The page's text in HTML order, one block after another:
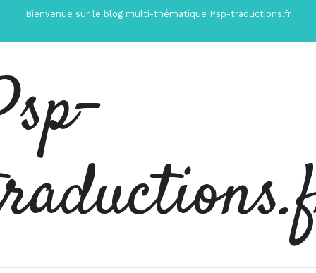
contenu
Bienvenue sur le blog multi-thématique Psp-traductions.fr